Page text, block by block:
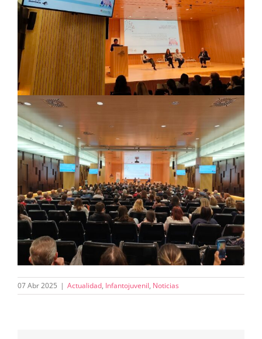
07 Abr 2025 | Actualidad, Infantojuvenil, Noticias